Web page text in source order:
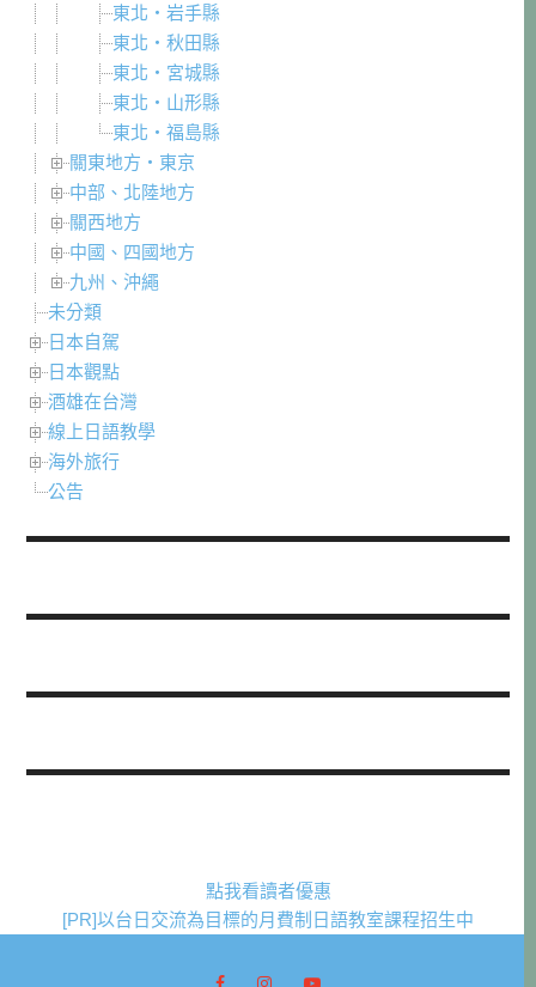
東北・岩手縣
東北・秋田縣
東北・宮城縣
東北・山形縣
東北・福島縣
關東地方・東京
中部、北陸地方
關西地方
中國、四國地方
九州、沖繩
未分類
日本自駕
日本觀點
酒雄在台灣
線上日語教學
海外旅行
公告
點我看讀者優惠
[PR]以台日交流為目標的月費制日語教室課程招生中